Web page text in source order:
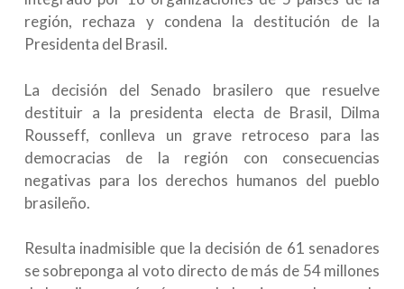
región, rechaza y condena la destitución de la
Presidenta del Brasil.
La decisión del Senado brasilero que resuelve
destituir a la presidenta electa de Brasil, Dilma
Rousseff, conlleva un grave retroceso para las
democracias de la región con consecuencias
negativas para los derechos humanos del pueblo
brasileño.
Resulta inadmisible que la decisión de 61 senadores
se sobreponga al voto directo de más de 54 millones